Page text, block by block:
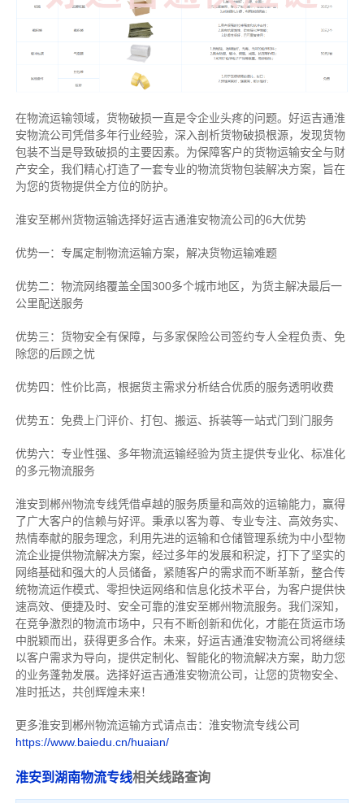
在物流运输领域，货物破损一直是令企业头疼的问题。好运吉通淮
安物流公司凭借多年行业经验，深入剖析货物破损根源，发现货物
包装不当是导致破损的主要因素。为保障客户的货物运输安全与财
产安全，我们精心打造了一套专业的物流货物包装解决方案，旨在
为您的货物提供全方位的防护。
淮安至郴州货物运输选择好运吉通淮安物流公司的6大优势
优势一：专属定制物流运输方案，解决货物运输难题
优势二：物流网络覆盖全国300多个城市地区，为货主解决最后一
公里配送服务
优势三：货物安全有保障，与多家保险公司签约专人全程负责、免
除您的后顾之忧
优势四：性价比高，根据货主需求分析结合优质的服务透明收费
优势五：免费上门评价、打包、搬运、拆装等一站式门到门服务
优势六：专业性强、多年物流运输经验为货主提供专业化、标准化
的多元物流服务
淮安到郴州物流专线凭借卓越的服务质量和高效的运输能力，赢得
了广大客户的信赖与好评。 秉承以客为尊、专业专注、高效务实、
热情奉献的服务理念，利用先进的运输和仓储管理系统为中小型物
流企业提供物流解决方案，经过多年的发展和积淀，打下了坚实的
网络基础和强大的人员储备，紧随客户的需求而不断革新，整合传
统物流运作模式、零担快运网络和信息化技术平台，为客户提供快
速高效、便捷及时、安全可靠的淮安至郴州物流服务。 我们深知，
在竞争激烈的物流市场中，只有不断创新和优化，才能在货运市场
中脱颖而出，获得更多合作。 未来，好运吉通淮安物流公司将继续
以客户需求为导向，提供定制化、智能化的物流解决方案，助力您
的业务蓬勃发展。选择好运吉通淮安物流公司，让您的货物安全、
准时抵达，共创辉煌未来！
更多淮安到郴州物流运输方式请点击：淮安物流专线公司
https://www.baiedu.cn/huaian/
淮安到湖南物流专线相关线路查询